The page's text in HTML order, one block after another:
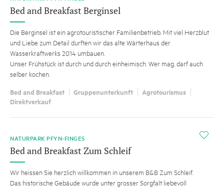
Bed and Breakfast Berginsel
Die Berginsel ist ein agrotouristischer Familienbetrieb. Mit viel Herzblut
und Liebe zum Detail durften wir das alte Wärterhaus der
Wasserkraftwerks 2014 umbauen.
Unser Frühstück ist durch und durch einheimisch. Wer mag, darf auch
selber kochen.
Bed and Breakfast Gruppenunterkunft
Agrotourismus
Direktverkauf
i
NATURPARK PFYN-FINGES
Bed and Breakfast Zum Schleif
Wir heissen Sie herzlich willkommen in unserem B&B Zum Schleif.
Das historische Gebäude wurde unter grosser Sorgfalt liebevoll